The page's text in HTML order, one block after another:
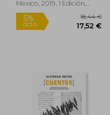
5%
dcto.
31,06 €
29,51 €
Mexico, 2019, 1 Edición,
Tapa Blanda, Nuevo